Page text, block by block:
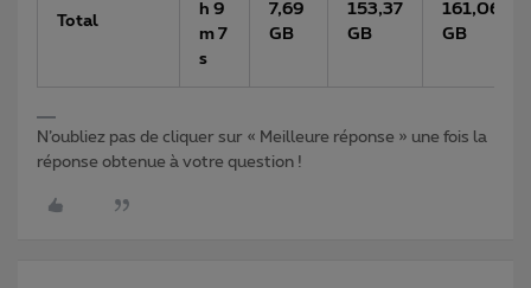
Total
h 9
m 7
s
7,69
GB
153,37
GB
161,06
GB
N’oubliez pas de cliquer sur « Meilleure réponse » une fois la
réponse obtenue à votre question !